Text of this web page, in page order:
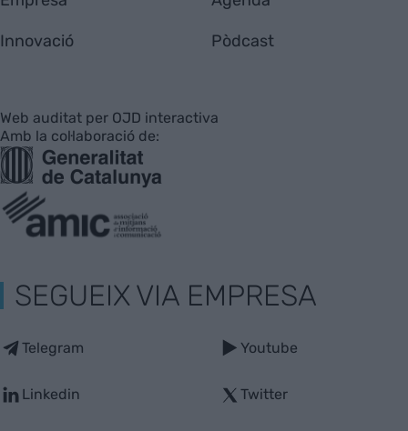
Innovació Pòdcast
Web auditat per OJD interactiva
Amb la col·laboració de:
SEGUEIX VIA EMPRESA
Telegram
Linkedin
Youtube
Twitter